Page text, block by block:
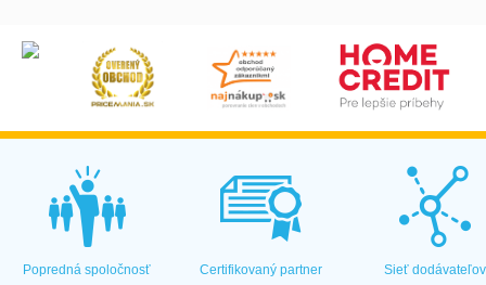
Popredná spoločnosť Certifikovaný partner Sieť dodávateľov